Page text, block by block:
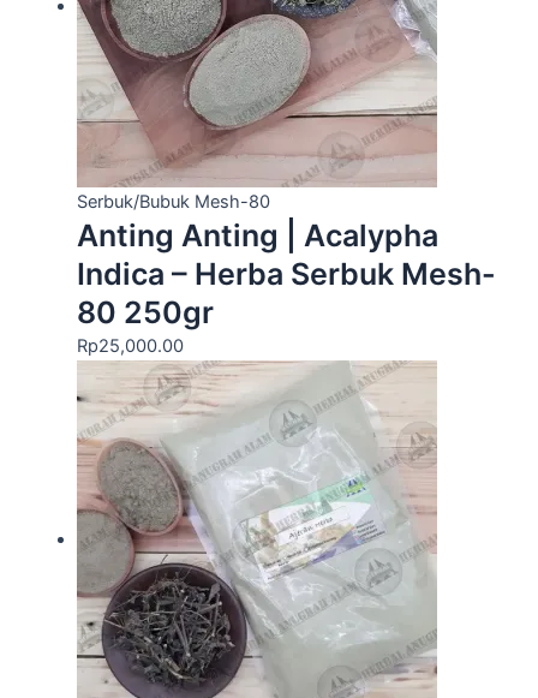
Serbuk/Bubuk Mesh-80
Anting Anting | Acalypha
Indica – Herba Serbuk Mesh-
80 250gr
Rp25,000.00